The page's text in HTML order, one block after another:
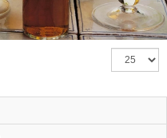
Exibir